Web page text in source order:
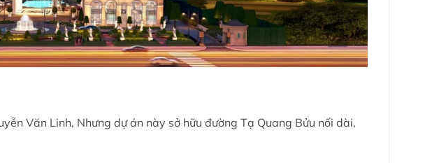
Văn Linh, Nhưng dự án này sở hữu đường Tạ Quang Bửu nối dài,